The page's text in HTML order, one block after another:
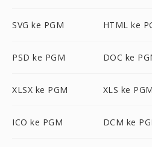
SVG ke PGM HTML ke
PSD ke PGM DOC ke
XLSX ke PGM XLS ke PGM
ICO ke PGM DCM ke